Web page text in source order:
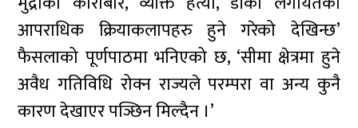
आपराधिक क्रियाकलापहरु हुने गरेको देखिन्छ’
फैसलाको पूर्णपाठमा भनिएको छ, ‘सीमा क्षेत्रमा हुने
अवैध गतिविधि रोक्न राज्यले परम्परा वा अन्य कुनै
कारण देखाएर पञ्छिन मिल्दैन ।’